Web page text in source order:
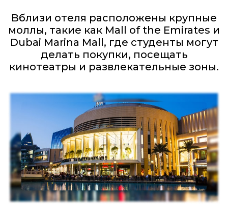
Вблизи отеля расположены крупные
моллы, такие как Mall of the Emirates и
Dubai Marina Mall, где студенты могут
делать покупки, посещать
кинотеатры и развлекательные зоны.